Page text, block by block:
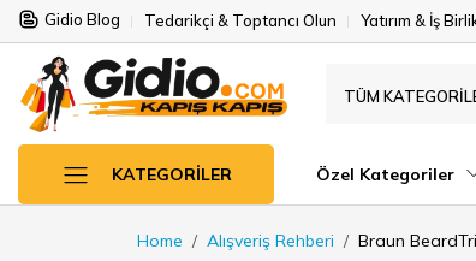
Gidio Blog Tedarikçi & Toptancı Olun Yatırım & İş
TÜM
KATEGORILER Özel Kategoriler
Home Alışveriş Rehberi Braun